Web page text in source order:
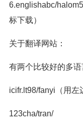
6.englishabc/
标下载）
关于翻译网站：
有两个比较好的多语
icifr.lt98/fanyi（用左
123cha/tran/